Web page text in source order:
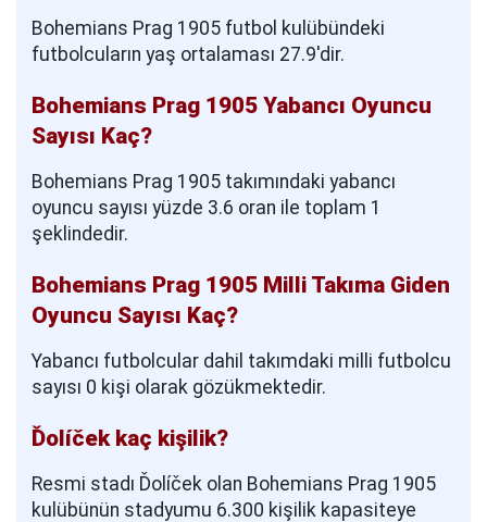
Bohemians Prag 1905 futbol kulübündeki
futbolcuların yaş ortalaması 27.9'dir.
Bohemians Prag 1905 Yabancı Oyuncu
Sayısı Kaç?
Bohemians Prag 1905 takımındaki yabancı
oyuncu sayısı yüzde 3.6 oran ile toplam 1
şeklindedir.
Bohemians Prag 1905 Milli Takıma Giden
Oyuncu Sayısı Kaç?
Yabancı futbolcular dahil takımdaki milli futbolcu
sayısı 0 kişi olarak gözükmektedir.
Ďolíček kaç kişilik?
Resmi stadı Ďolíček olan Bohemians Prag 1905
kulübünün stadyumu 6.300 kişilik kapasiteye